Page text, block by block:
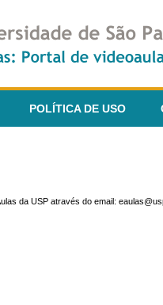
POLÍTICA DE USO
da USP através do email: